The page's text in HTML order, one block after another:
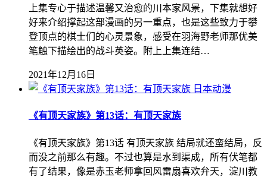
上集专心于描述温馨又治愈的川本家风景，下集就想好
好来介绍撑起这部漫画的另一重点，也是这些致力于攀
登顶点的棋士们的心灵景象，感受在羽海野老师那优美
笔触下描绘出的战斗英姿。附上上集连结…
2021年12月16日
日本动漫
《有顶天家族》第13话：有顶天家族
《有顶天家族》第13话 有顶天家族 结局就还蛮结局，反
而没之前那么有趣。不过也算是水到渠成，所有伏笔都
有了结果，像是赤玉老师拿回风雷扇喜欢弁天，淀川教